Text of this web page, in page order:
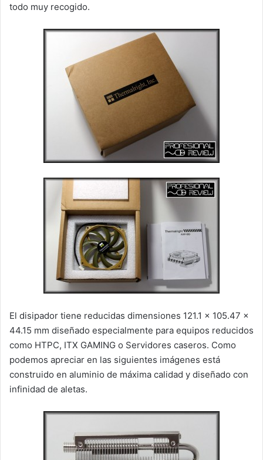
todo muy recogido.
El disipador tiene reducidas dimensiones 121.1 x 105.47 x
44.15 mm diseñado especialmente para equipos reducidos
como HTPC, ITX GAMING o Servidores caseros. Como
podemos apreciar en las siguientes imágenes está
construido en aluminio de máxima calidad y diseñado con
infinidad de aletas.